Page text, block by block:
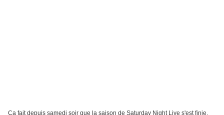
Ça fait depuis samedi soir que la saison de Saturday Night Live s'est finie.